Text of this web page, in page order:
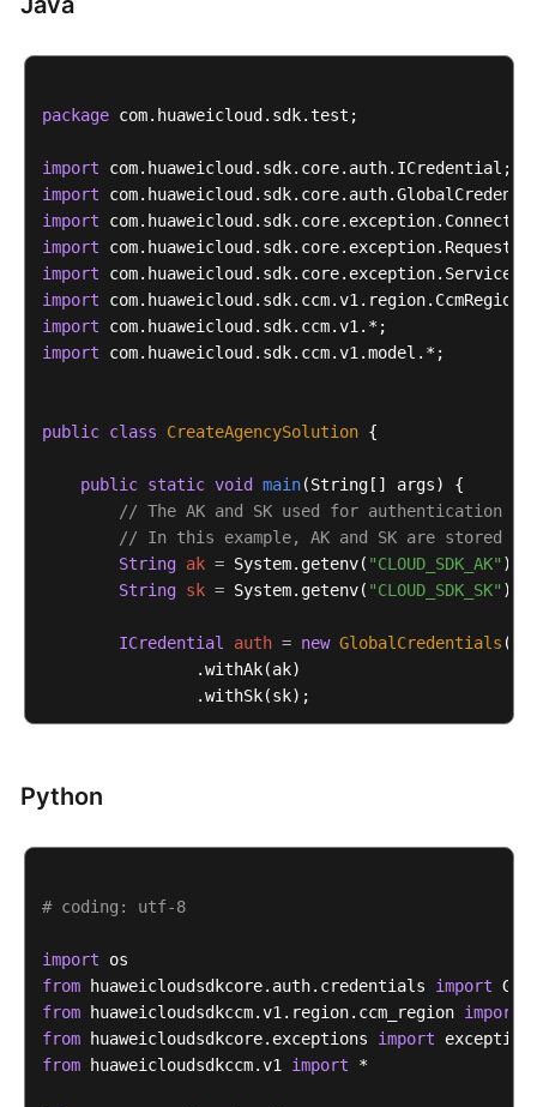
帮
档
载
通
用
参
考
术
等
议
皮
资
源
支
持
package com.huaweicloud.sdk.test;
import
import
import
import
import
import
import
import com.huaweicloud.sdk.ccm.v1.model.*;
public class CreateAgencySolution {
public static void main(String[] args)
{
// The AK and SK used for authentication
// In this example, AK and SK are stored in
String ak = System.getenv( "CLOUD_SDK_AK" );
String sk = System.getenv( "CLOUD_SDK_SK" );
ICredential auth = new GlobalCredentials ()
                .withAk(ak)
                .withSk(sk);
                .withRegion(CcmRegion.valueOf(
CreateAgencyRequest request = new
CreateAgencyResponse
        }
            e.printStackTrace();
        }
catch (RequestTimeoutException e) {
            e.printStackTrace();
        }
catch (ServiceResponseException e) {
Python
# coding: utf-8
import
from huaweicloudsdkcore.auth.credentials import
from huaweicloudsdkccm.v1.region.ccm_region import
from huaweicloudsdkcore.exceptions import
from huaweicloudsdkccm.v1 import *